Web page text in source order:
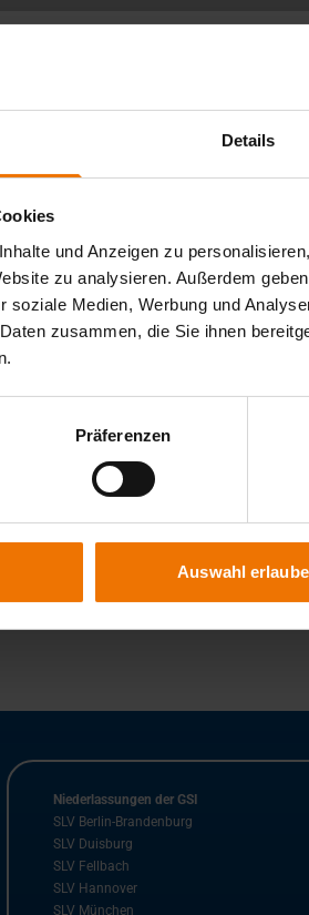
Details
und Anzeigen zu
zu analysieren. Außerdem
soziale Medien, Werbung und
zusammen, die Sie ihnen
Präferenzen
Auswahl
vielen Anwendungsfällen die
werden Grundlagen und
behandelt.
wichtiger Fähigkeiten für die
Wissens in kurzer Zeit zum
im Zuge der Einführung neuer
und ggf. bei der Abnahme von
und Fachkräfte
sowie Schweißerprüfungen
Niederlassungen der GSI
SLV Berlin-Brandenburg
SLV Duisburg
SLV Fellbach
SLV Hannover
SLV München